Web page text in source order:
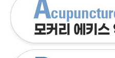
- 추간공협착
더 쉬운 이유